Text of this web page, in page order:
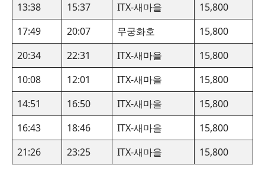
13:38
15:37 ITX-새마을
15,800
17:49
20:07 무궁화호
15,800
20:34
22:31 ITX-새마을
15,800
10:08
12:01 ITX-새마을
15,800
14:51
16:50 ITX-새마을
15,800
16:43
18:46 ITX-새마을
15,800
21:26
23:25 ITX-새마을 15,800